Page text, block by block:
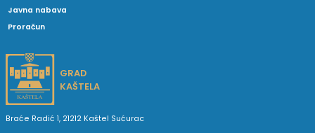
Javna nabava
Proračun
GRAD
KAŠTELA
Braće Radić 1, 21212 Kaštel Sućurac